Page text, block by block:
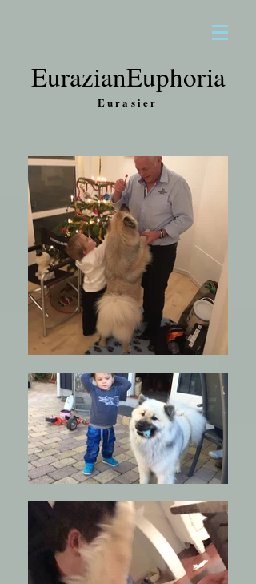
EurazianEuphoria
Eurasier